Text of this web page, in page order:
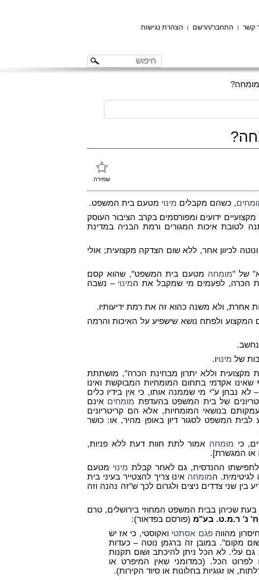
קשר | התחבר/הרשם | הצהרת נגישות
שמירה
, כשהם מקבלים מינוי מטעם בית המשפט.
ידועים ומפורסמים בקרב הציבור העוסק
לטובת איכות המגורים ורמת הבניה במדינת
לכיוון אחר, ללא שום הצדקה מקצועית; אולי
של "מומחה מטעם בית המשפט", שהוא קסם
הכרה, לפעמים מי שמקבל את המינוי – נשבה
אחרת, ולא משנה כהוא זה את רמת ידיעותיו.
ולפתח נושא שישפיע על האיכות והרמה
נחשב.
של מינויו.
מקצועית וללא יתרון מבחינת הכרה", מושתתת
שאינו אקדמי בתחום המומחיות המבוקשת ואינו
נבחן ע"י מי שממנה אותו, כי אין בידיו כלים
של בית המשפט בהעדפת מומחים אינם
בנושאי המומחיות, אלא הם קריטריונים
לבית המשפט לסגור דיון באופן מהיר, או: כושר
כי מומחה אמור לתת חוות דעת ללא פניות,
או המגשרת].
לתפישתו ההנדסית, גם לאחר קבלת מינוי מטעם
לגיטימית. המומחה אינו צריך להצטייר בעיני בית
בין שני צדדים ניצים ולגרום לכך ש"זה נהנה וזה
בעת שכיהן בבית המשפט המחוזי בירושלים, טרם
נ' ר.מ.ט. בע"מ (פורסם בפדאור):
מהווהפגם אסתטי ואקוסטי, כי אז יש
מקום". במובן זה ברגמן נוטה – כעדות
גם עלי. לא הכל ניתן להיכתב ושום תקנות
לפרוט הכל. (כמדומני שאין המיפרט או
או זגוגיות בחלונות או סיוד הקירות).